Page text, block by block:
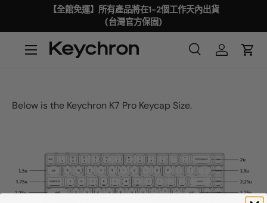
【全館免運】所有產品將在1-2個工作天內出貨
(台灣官方保固)
Below is the Keychron K7 Pro Keycap Size.